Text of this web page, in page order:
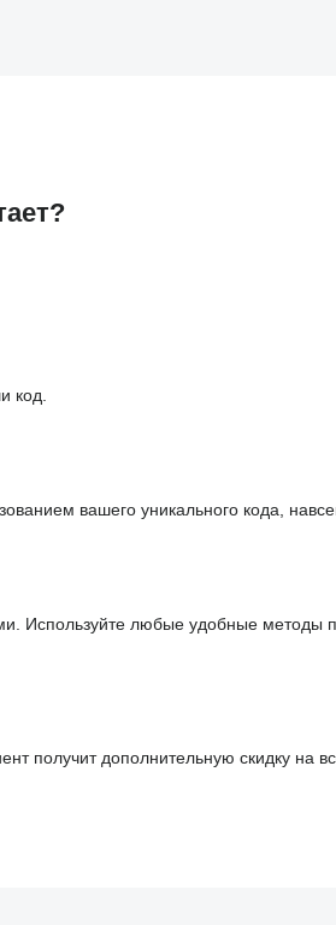
код.
вашего уникального кода,
Используйте любые удобные методы
получит дополнительную скидку на